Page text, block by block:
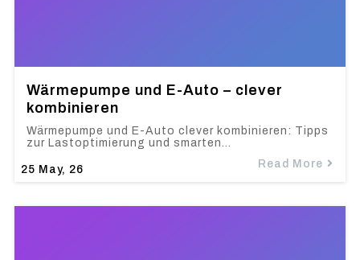
Wärmepumpe und E-Auto – clever
kombinieren
25 May, 26
Wärmepumpe und E-Auto clever kombinieren: Tipps
zur Lastoptimierung und smarten…
Read More